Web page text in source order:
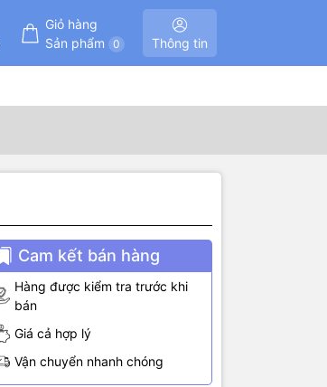
Giỏ hàng
Sản phẩm
0 Thông tin
Cam kết bán hàng
Hàng được kiểm tra trước khi
bán
Giá cả hợp lý
Vận chuyển nhanh chóng